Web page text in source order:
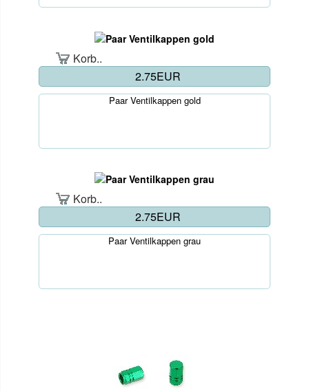
Korb..
2.75EUR
Paar Ventilkappen gold
Korb..
2.75EUR
Paar Ventilkappen grau